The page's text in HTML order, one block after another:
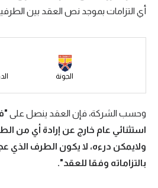
سعودي في الجول
الدوري الإنجليزي
رياضات أخرى
أمم إفريقيا
أي التزامات بموجد نص العقد بين
الجونة
وحسب الشركة، فإن العقد ينصل على
استثنائي عام خارج عن إرادة أي من
ولايمكن درءه، لا يكون الطرف الذي
بالتزاماته وفقا للعقد".